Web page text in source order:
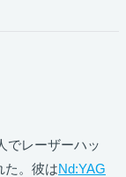
でレーザーハッ
た。彼はNd:YAG